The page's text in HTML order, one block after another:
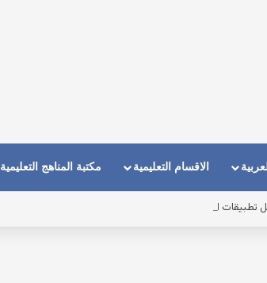
الاقسام التعليمية مكتبة المناهج التعليمية
تطبيقات الرياضيات للطلاب مع روابط التحميل والاستخدام